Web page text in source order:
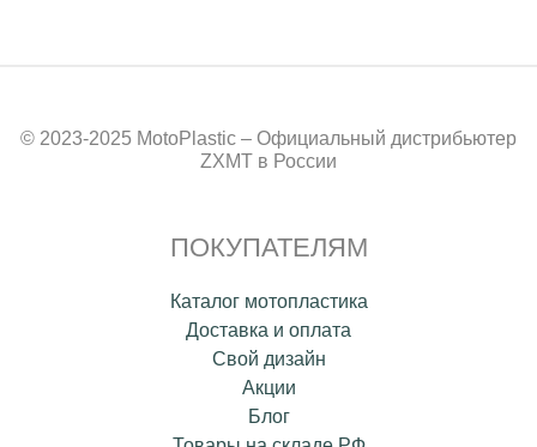
© 2023-2025 MotoPlastic – Официальный дистрибьютер
ZXMT в России
ПОКУПАТЕЛЯМ
Каталог мотопластика
Доставка и оплата
Свой дизайн
Акции
Блог